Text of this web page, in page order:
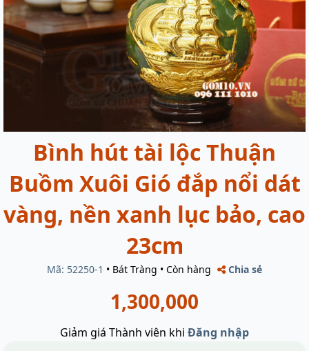
Bình hút tài lộc Thuận
Buồm Xuôi Gió đắp nổi dát
vàng, nền xanh lục bảo, cao
23cm
Mã: 52250-1 • Bát Tràng • Còn hàng Chia sẻ
1,300,000
Giảm giá Thành viên khi Đăng nhập